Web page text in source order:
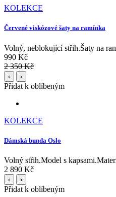
KOLEKCE
Červené viskózové šaty na ramínka
Volný, neblokující střih.Šaty na
990 Kč
2 350 Kč
‹ ›
Přidat k oblíbeným
KOLEKCE
Dámská bunda Oslo
Volný střih.Model s
2 890 Kč
‹ ›
Přidat k oblíbeným